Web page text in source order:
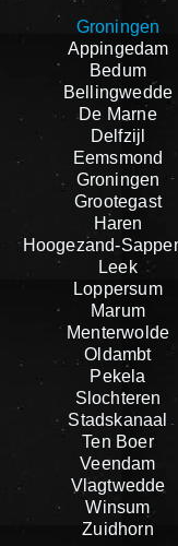
Groningen
Appingedam
Bedum
Bellingwedde
De Marne
Delfzijl
Eemsmond
Groningen
Grootegast
Haren
Hoogezand-
Leek
Loppersum
Marum
Menterwolde
Oldambt
Pekela
Slochteren
Stadskanaal
Ten Boer
Veendam
Vlagtwedde
Winsum
Zuidhorn